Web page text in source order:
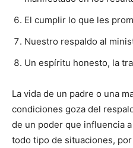
El cumplir lo que les
Nuestro respaldo al
Un espíritu honesto, la
La vida de un padre o una
condiciones goza del
de un poder que influencia
todo tipo de situaciones,